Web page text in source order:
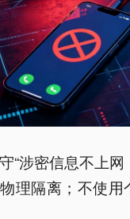
“涉密信息不上
理隔离；不使